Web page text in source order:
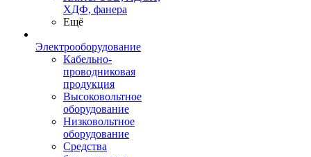
ХДФ, фанера
Ещё
Электрооборудование
Кабельно-
проводниковая
продукция
Высоковольтное
оборудование
Низковольтное
оборудование
Средства